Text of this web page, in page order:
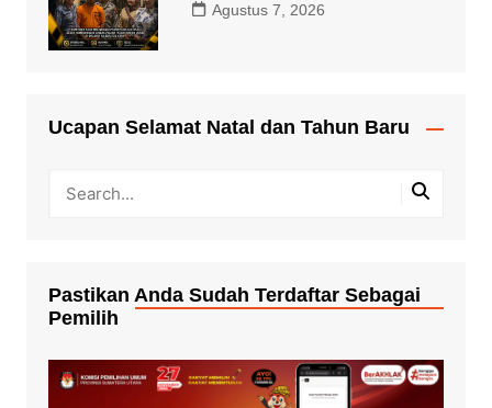
Agustus 7, 2026
Ucapan Selamat Natal dan Tahun Baru
Pastikan Anda Sudah Terdaftar Sebagai
Pemilih